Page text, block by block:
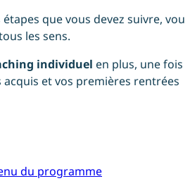
que vous devez suivre, vous
les sens.
individuel en plus, une fois
et vos premières rentrées
du programme